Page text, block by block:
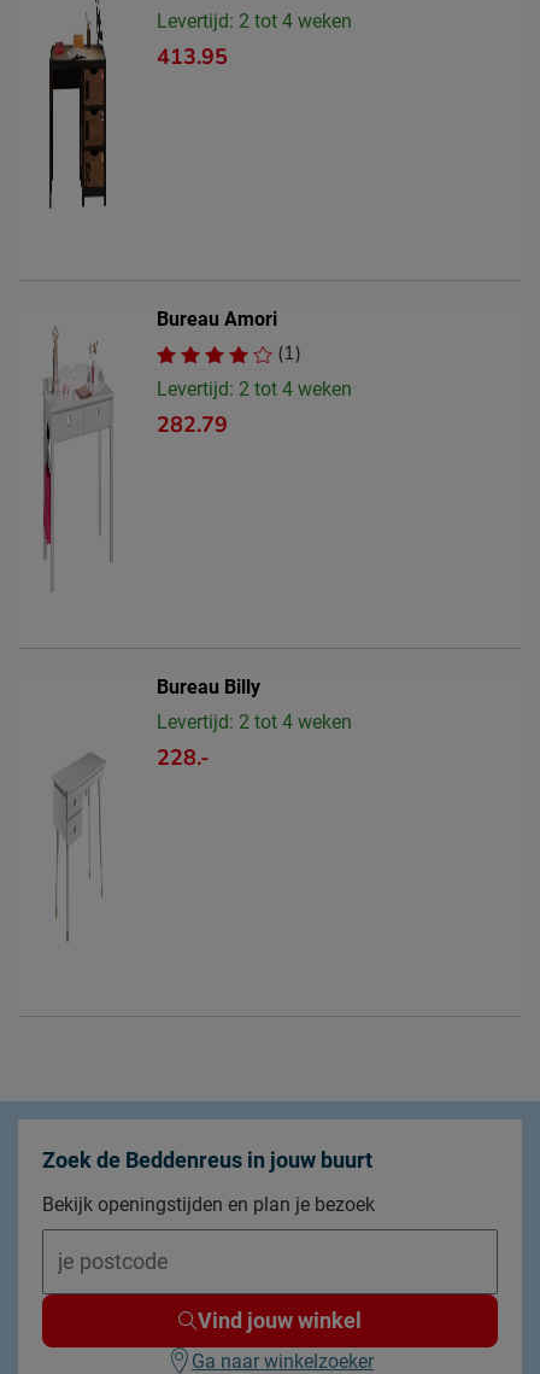
Levertijd: 2 tot 4 weken
413.95
Bureau Amori
(1)
Levertijd: 2 tot 4 weken
282.79
Bureau Billy
Levertijd: 2 tot 4 weken
228.-
Zoek de Beddenreus in jouw buurt
Bekijk openingstijden en plan je bezoek
Vind jouw winkel
Ga naar winkelzoeker